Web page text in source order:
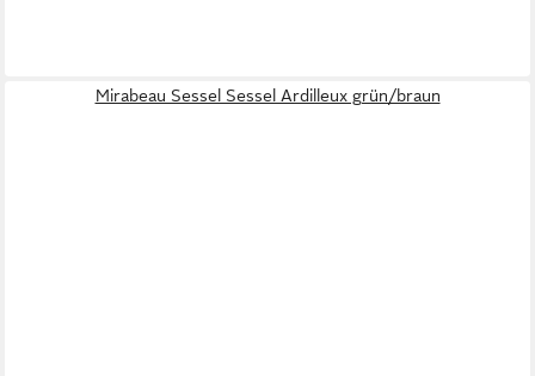
Mirabeau Sessel Sessel Ardilleux grün/braun